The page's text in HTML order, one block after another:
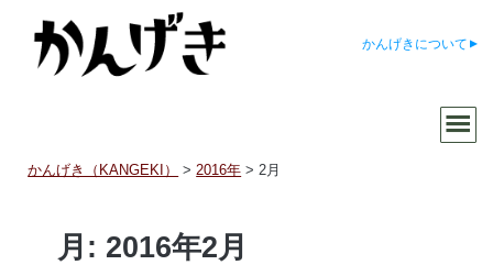
かんげきについて
かんげき（KANGEKI） >2016年 >2月
月: 2016年2月